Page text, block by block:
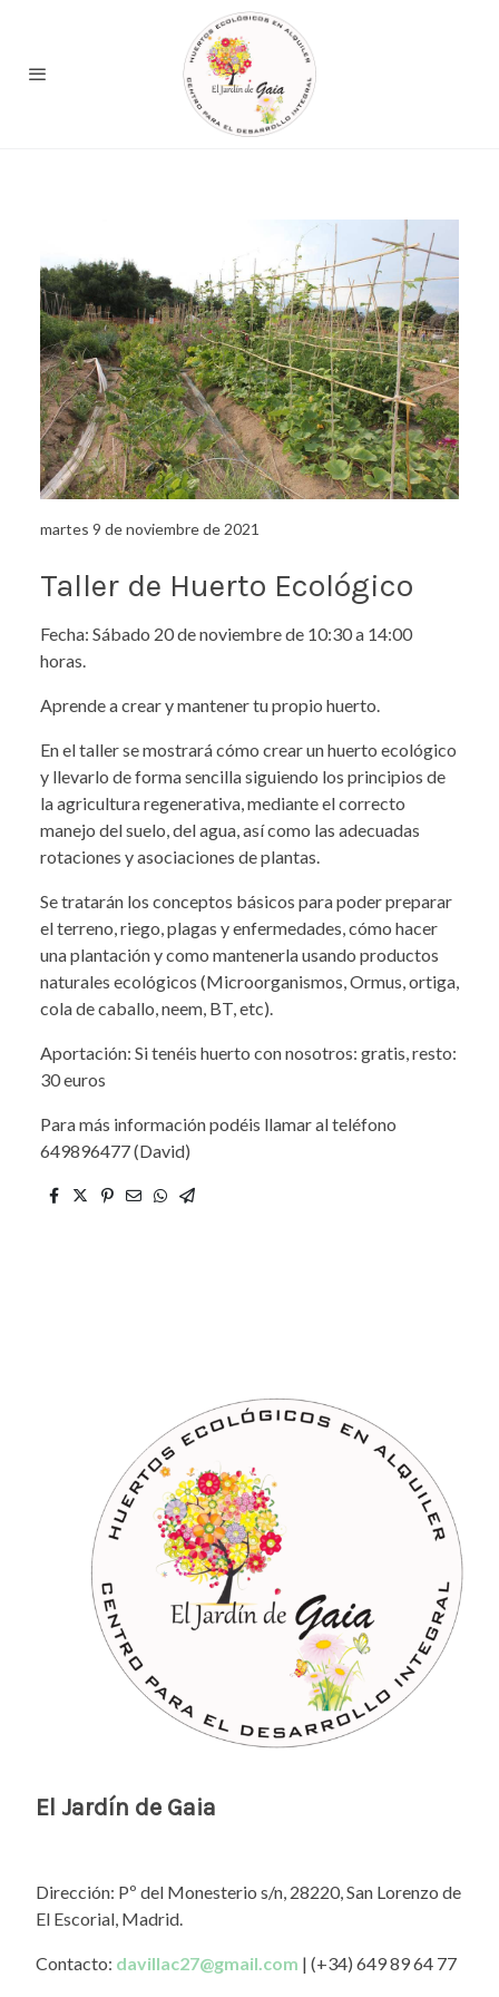
martes 9 de noviembre de 2021
Taller de Huerto Ecológico
Fecha: Sábado 20 de noviembre de 10:30 a 14:00
horas.
Aprende a crear y mantener tu propio huerto.
En el taller se mostrará cómo crear un huerto ecológico
y llevarlo de forma sencilla siguiendo los principios de
la agricultura regenerativa, mediante el correcto
manejo del suelo, del agua, así como las adecuadas
rotaciones y asociaciones de plantas.
Se tratarán los conceptos básicos para poder preparar
el terreno, riego, plagas y enfermedades, cómo hacer
una plantación y como mantenerla usando productos
naturales ecológicos (Microorganismos, Ormus, ortiga,
cola de caballo, neem, BT, etc).
Aportación: Si tenéis huerto con nosotros: gratis, resto:
30 euros
Para más información podéis llamar al teléfono
649896477 (David)
El Jardín de Gaia
Dirección: Pº del Monesterio s/n, 28220, San Lorenzo de
El Escorial, Madrid.
Contacto: davillac27@gmail.com | (+34) 649 89 64 77